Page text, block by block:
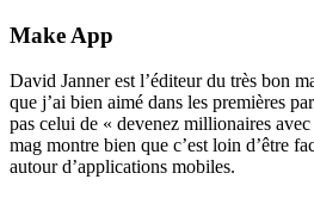
Make App
David Janner est l’éditeur du très bon
que j’ai bien aimé dans les premières
pas celui de « devenez millionaires
mag montre bien que c’est loin d’être
autour d’applications mobiles.